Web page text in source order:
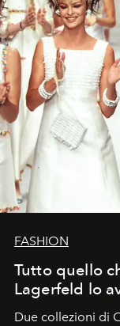
FASHION
Tutto quello
Lagerfeld lo
Due collezioni di